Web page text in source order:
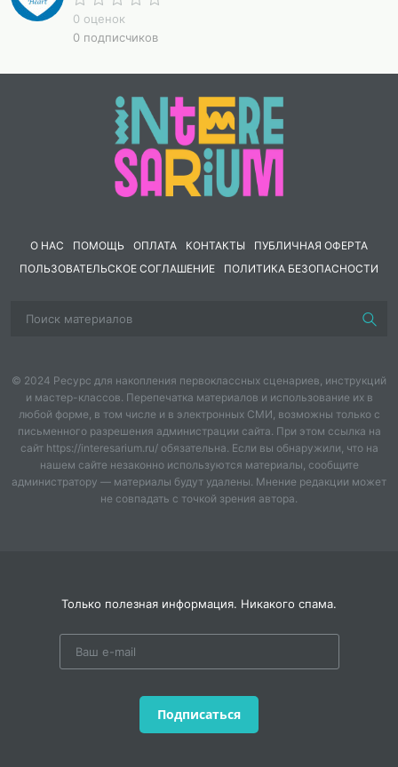
и левого полушария, о том, что значит
“сосредоточиться” и как “витают в облаках”? В
анатомии, но и лексики и семантики: среди
устойчивых выражений и синонимов ищем те, что по
значению ближе к работе правого либо левого
полушария. Второй лист (работа с текстом
повести).✅ Первое задание Гер
0 оценок
0 подписчиков
О НАС ПОМОЩЬ ОПЛАТА КОНТАКТЫ
ПУБЛИЧНАЯ ОФЕРТА
ПОЛЬЗОВАТЕЛЬСКОЕ СОГЛАШЕНИЕ
ПОЛИТИКА БЕЗОПАСНОСТИ
© 2024 Ресурс для накопления первоклассных сценариев, инструкций
и мастер-классов. Перепечатка материалов и использование их в
любой форме, в том числе и в электронных СМИ, возможны только с
письменного разрешения администрации сайта. При этом ссылка на
сайт https://interesarium.ru/ обязательна. Если вы обнаружили, что на
нашем сайте незаконно используются материалы, сообщите
администратору — материалы будут удалены. Мнение редакции может
не совпадать с точкой зрения автора.
Только полезная информация. Никакого спама.
Подписаться